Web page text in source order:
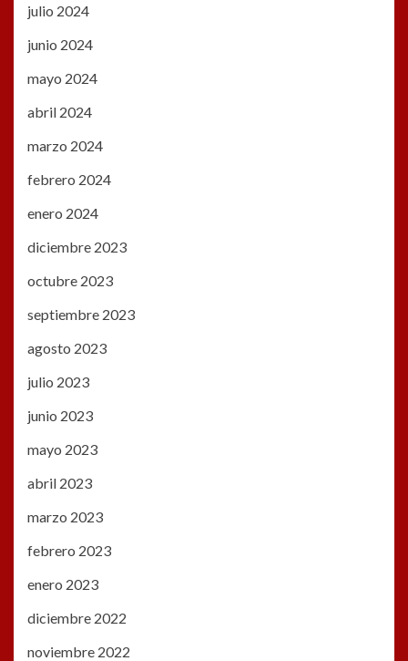
julio 2024
junio 2024
mayo 2024
abril 2024
marzo 2024
febrero 2024
enero 2024
diciembre 2023
octubre 2023
septiembre 2023
agosto 2023
julio 2023
junio 2023
mayo 2023
abril 2023
marzo 2023
febrero 2023
enero 2023
diciembre 2022
noviembre 2022